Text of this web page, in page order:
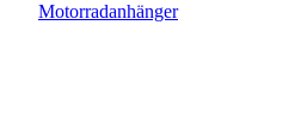
Motorradanhänger